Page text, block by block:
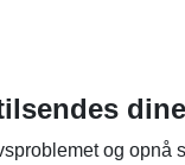
og